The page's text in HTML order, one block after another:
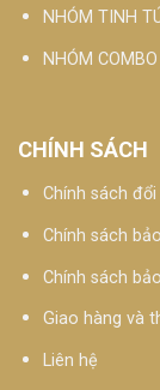
NHÓM TINH
NHÓM
CHÍNH SÁCH
Chính sách
Chính sách
Chính sách
Giao hàng và
Liên hệ